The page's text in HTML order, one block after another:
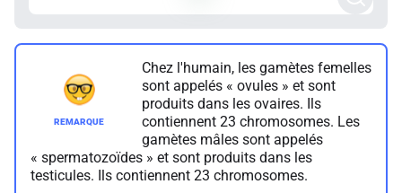
Chez l'humain, les gamètes femelles
sont appelés « ovules » et sont
produits dans les ovaires. Ils
contiennent 23 chromosomes. Les
gamètes mâles sont appelés
« spermatozoïdes » et sont produits dans les
testicules. Ils contiennent 23 chromosomes.